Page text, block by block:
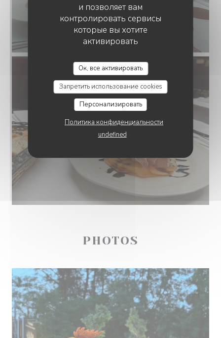
и позволяет вам
контролировать сервисы
которые вы хотите
активировать
Ок, все активировать
Запретить использование cookies
Персонализировать
Политика конфиденциальности
undefined
PHOTOS